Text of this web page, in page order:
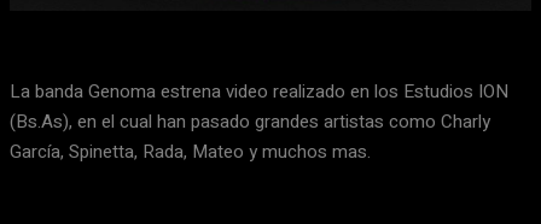
La banda Genoma estrena video realizado en los Estudios ION
(Bs.As), en el cual han pasado grandes artistas como Charly
García, Spinetta, Rada, Mateo y muchos mas.